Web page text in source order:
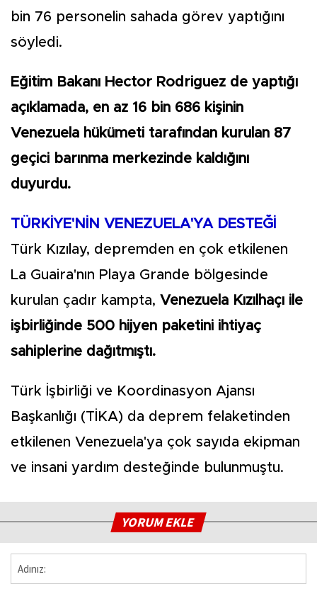
bin 76 personelin sahada görev yaptığını
söyledi.
Eğitim Bakanı Hector Rodriguez de yaptığı
açıklamada, en az 16 bin 686 kişinin
Venezuela hükümeti tarafından kurulan 87
geçici barınma merkezinde kaldığını
duyurdu.
TÜRKİYE'NİN VENEZUELA'YA DESTEĞİ
Türk Kızılay, depremden en çok etkilenen
La Guaira'nın Playa Grande bölgesinde
kurulan çadır kampta, Venezuela Kızılhaçı ile
işbirliğinde 500 hijyen paketini ihtiyaç
sahiplerine dağıtmıştı.
Türk İşbirliği ve Koordinasyon Ajansı
Başkanlığı (TİKA) da deprem felaketinden
etkilenen Venezuela'ya çok sayıda ekipman
ve insani yardım desteğinde bulunmuştu.
YORUM EKLE